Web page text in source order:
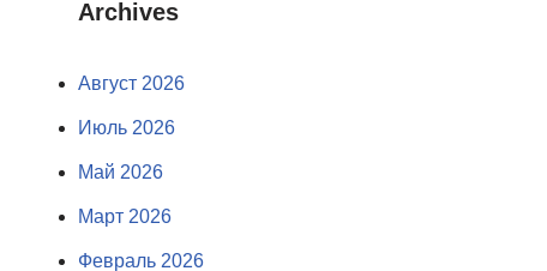
Archives
Август 2026
Июль 2026
Май 2026
Март 2026
Февраль 2026